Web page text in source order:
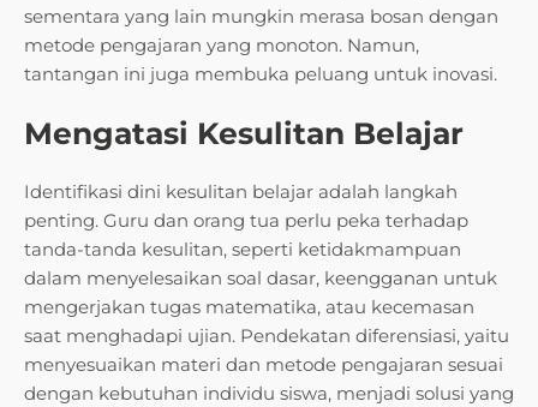
sementara yang lain mungkin merasa bosan dengan
metode pengajaran yang monoton. Namun,
tantangan ini juga membuka peluang untuk inovasi.
Mengatasi Kesulitan Belajar
Identifikasi dini kesulitan belajar adalah langkah
penting. Guru dan orang tua perlu peka terhadap
tanda-tanda kesulitan, seperti ketidakmampuan
dalam menyelesaikan soal dasar, keengganan untuk
mengerjakan tugas matematika, atau kecemasan
saat menghadapi ujian. Pendekatan diferensiasi, yaitu
menyesuaikan materi dan metode pengajaran sesuai
dengan kebutuhan individu siswa, menjadi solusi yang